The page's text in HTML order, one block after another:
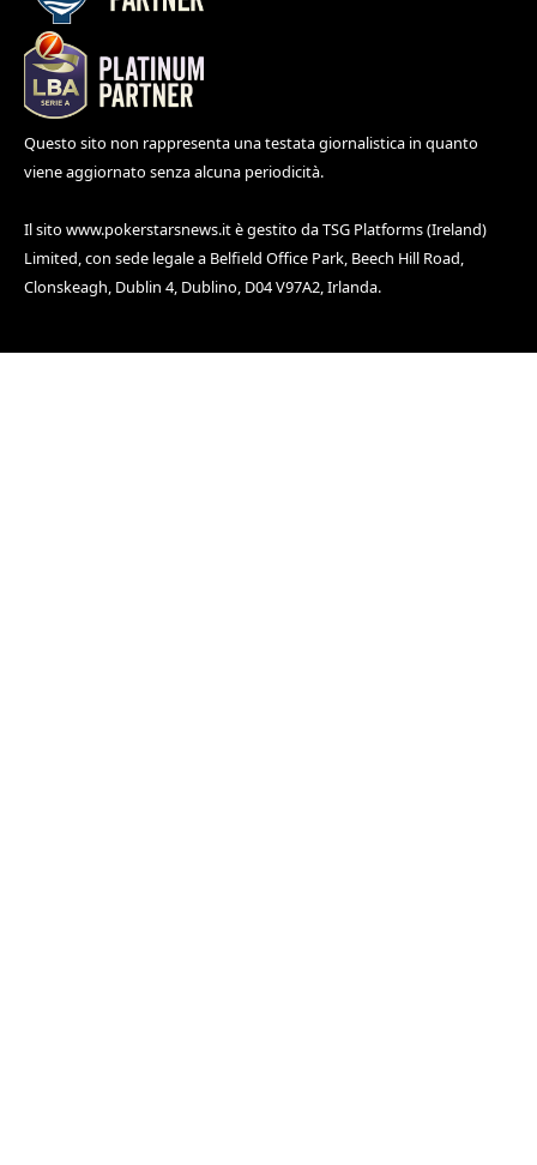
Questo sito non rappresenta una testata giornalistica in quanto
viene aggiornato senza alcuna periodicità.
Il sito www.pokerstarsnews.itè gestito da TSG Platforms (Ireland)
Limited, con sede legale a Belfield Office Park, Beech Hill Road,
Clonskeagh, Dublin 4, Dublino, D04 V97A2, Irlanda.